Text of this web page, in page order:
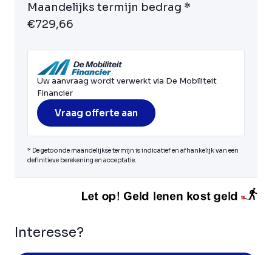
Maandelijks termijn bedrag *
€729,66
Uw aanvraag wordt verwerkt via De Mobiliteit
Financier
Vraag offerte aan
* De getoonde maandelijkse termijn is indicatief en afhankelijk van een
definitieve berekening en acceptatie.
Interesse?